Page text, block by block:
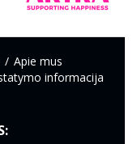
Apie mus
informacija